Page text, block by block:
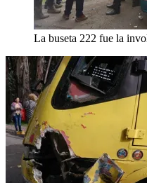
La buseta 222 fue la